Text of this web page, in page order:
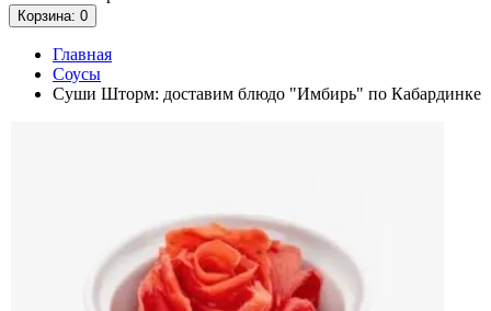
Корзина: 0
Главная
Соусы
Суши Шторм: доставим блюдо "Имбирь" по Кабардинке